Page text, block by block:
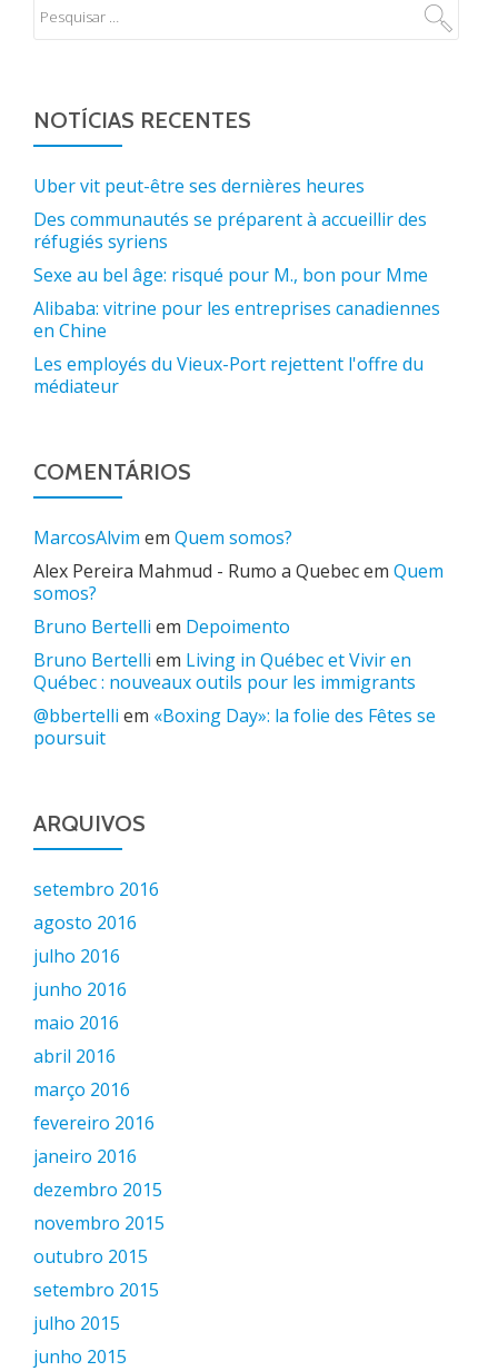
NOTÍCIAS RECENTES
Uber vit peut-être ses dernières heures
Des communautés se préparent à accueillir des
réfugiés syriens
Sexe au bel âge: risqué pour M., bon pour Mme
Alibaba: vitrine pour les entreprises canadiennes
en Chine
Les employés du Vieux-Port rejettent l'offre du
médiateur
COMENTÁRIOS
MarcosAlvim em Quem somos?
Alex Pereira Mahmud - Rumo a Quebecem Quem
somos?
Bruno Bertelli em Depoimento
Bruno Bertelli em Living in Québec et Vivir en
Québec : nouveaux outils pour les immigrants
@bbertelli em «Boxing Day»: la folie des Fêtes se
poursuit
ARQUIVOS
setembro 2016
agosto 2016
julho 2016
junho 2016
maio 2016
abril 2016
março 2016
fevereiro 2016
janeiro 2016
dezembro 2015
novembro 2015
outubro 2015
setembro 2015
julho 2015
junho 2015